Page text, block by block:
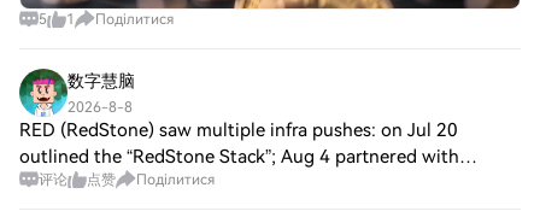
традиційної фінансової підтримки. Як
функціонує на BNB Smart Chain,
вирізняючись своєю відданістю
забезпеченню швидких та економічних
транзакцій через стандарт токенів
BEP20. Це дає користувачам можливість
безперешкодно торгувати без обтяження
калібру в Кремнієвій долині. Однак
або окремих спонсорів не були
оприлюднені. Як працює Grok X Ai? Grok
X Ai виділяється завдяки своїм складним
операційним механізмам та
різноманітним режимам особистості.
Використовуючи передові алгоритми,
потенційні інвестори та користувачі
стежили за командою розробників,
роль у кредитоспроможності та успіху
проекту. З огляду на акцент OmegaX
Health на конфіденційності та безпеці
даних, сильна та надійна команда, що
підтримує ініціативу, буде вирішальною
5 1 Поділитися
数字慧脑
2026-8-8
RED (RedStone) saw multiple infra pushes: on Jul 20
outlined the “RedStone Stack”; Aug 4 partnered with
Temple Digital for commodity trading on Canton; Aug 5
评论 点赞 Поділитися